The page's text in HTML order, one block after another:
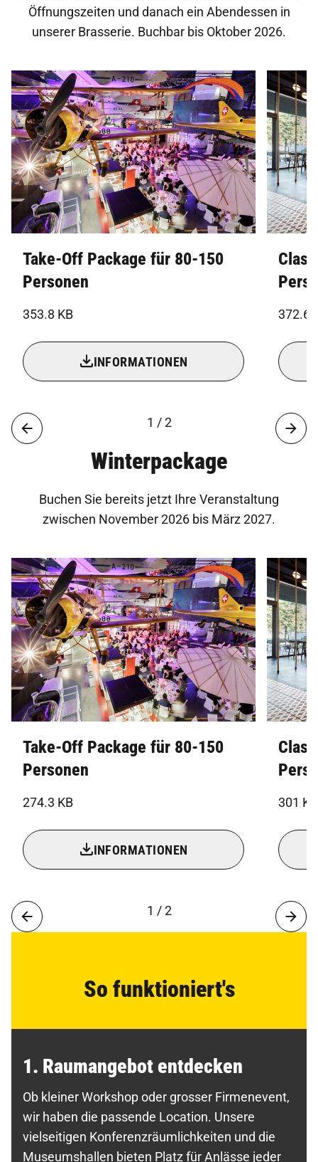
Öffnungszeiten und danach ein Abendessen in
unserer Brasserie. Buchbar bis Oktober 2026.
Take-Off Package für 80-150
Personen
353.8 KB
INFORMATIONEN
372.6
1 / 2
Winterpackage
Buchen Sie bereits jetzt Ihre Veranstaltung
zwischen November 2026 bis März 2027.
Take-Off Package für 80-150
Personen
274.3 KB
INFORMATIONEN
301 KB
1 / 2
So funktioniert's
1. Raumangebot entdecken
Ob kleiner Workshop oder grosser Firmenevent,
wir haben die passende Location. Unsere
vielseitigen Konferenzräumlichkeiten und die
Museumshallen bieten Platz für Anlässe jeder